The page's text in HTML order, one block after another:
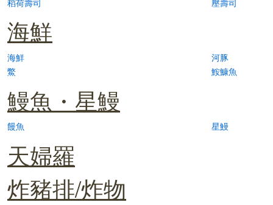
稻荷壽司
壓壽司
海鮮
海鮮
河豚
鱉
鮟鱇魚
鰻魚・星鰻
饅魚 星鰻
天婦羅
炸豬排/炸物